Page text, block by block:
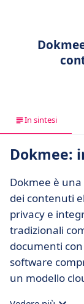
In sintesi
Dokmee:
Dokmee è
dei contenuti
privacy e
tradizionali
documenti
software
un modello